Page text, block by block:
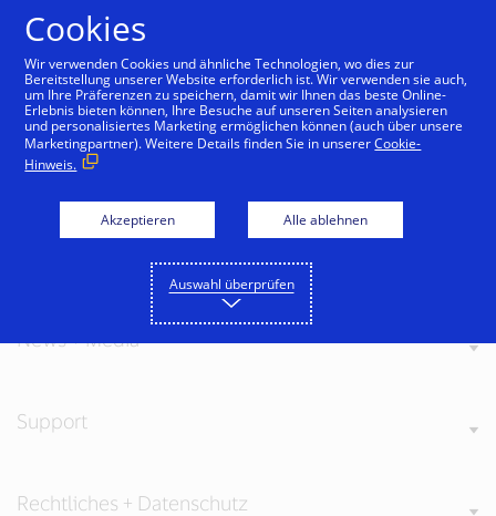
Über Visa
News + Media
Support
Rechtliches + Datenschutz
Cookies
Wir verwenden Cookies und ähnliche Technologien, wo dies zur
Bereitstellung unserer Website erforderlich ist. Wir verwenden sie auch,
um Ihre Präferenzen zu speichern, damit wir Ihnen das beste Online-
Erlebnis bieten können, Ihre Besuche auf unseren Seiten analysieren
und personalisiertes Marketing ermöglichen können (auch über unsere
Marketingpartner). Weitere Details finden Sie in unsererCookie-
Hinweis.
Akzeptieren Alle ablehnen
Auswahl überprüfen